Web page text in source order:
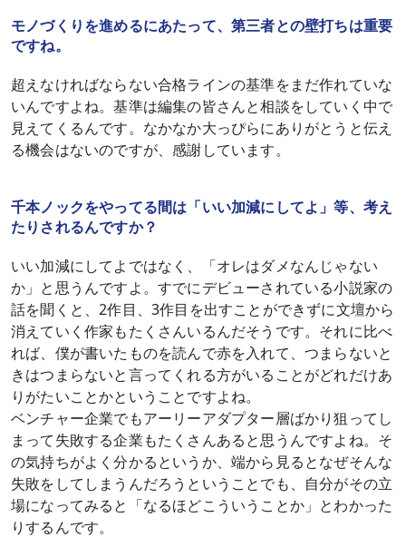
モノづくりを進めるにあたって、第三者との壁打ちは重要
ですね。
超えなければならない合格ラインの基準をまだ作れていな
いんですよね。基準は編集の皆さんと相談をしていく中で
見えてくるんです。なかなか大っぴらにありがとうと伝え
る機会はないのですが、感謝しています。
千本ノックをやってる間は「いい加減にしてよ」等、考え
たりされるんですか？
いい加減にしてよではなく、「オレはダメなんじゃない
か」と思うんですよ。すでにデビューされている小説家の
話を聞くと、2作目、3作目を出すことができずに文壇から
消えていく作家もたくさんいるんだそうです。それに比べ
れば、僕が書いたものを読んで赤を入れて、つまらないと
きはつまらないと言ってくれる方がいることがどれだけあ
りがたいことかということですよね。
ベンチャー企業でもアーリーアダプター層ばかり狙ってし
まって失敗する企業もたくさんあると思うんですよね。そ
の気持ちがよく分かるというか、端から見るとなぜそんな
失敗をしてしまうんだろうということでも、自分がその立
場になってみると「なるほどこういうことか」とわかった
りするんです。